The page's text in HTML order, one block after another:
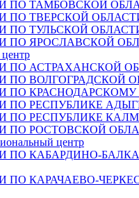
ПО ТАМБОВСКОЙ
ПО ТВЕРСКОЙ
ПО ТУЛЬСКОЙ
ПО ЯРОСЛАВСКОЙ
ПО АСТРАХАНСКОЙ
ПО ВОЛГОГРАДСКОЙ
ПО
ПО РЕСПУБЛИКЕ
ПО РЕСПУБЛИКЕ
ПО РОСТОВСКОЙ
центр
ПО КАБАРДИНО-
ПО КАРАЧАЕВО-